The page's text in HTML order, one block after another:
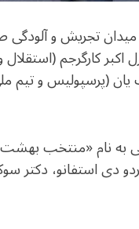
تجریش و آلودگی
اکبر کارگرجم
(پرسپولیس و تیم
به نام «منتخب
دی استفانو، دکتر